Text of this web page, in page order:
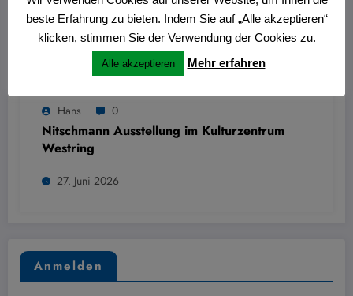
Hans 0
Nitschmann Ausstellung im Kulturzentrum
Westring
27. Juni 2026
Anmelden
beste Erfahrung zu bieten. Indem Sie auf „Alle akzeptieren“
klicken, stimmen Sie der Verwendung der Cookies zu.
Alle akzeptieren Mehr erfahren